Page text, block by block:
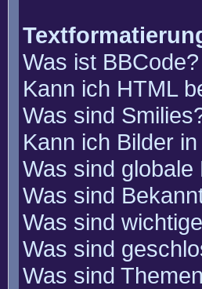
Was ist BBCode?
Kann ich HTML
Was sind
Kann ich Bilder
Was sind
Was sind
Was sind
Was sind
Was sind